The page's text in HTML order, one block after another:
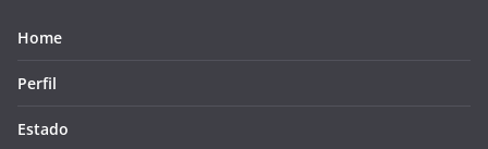
Home
Perfil
Estado